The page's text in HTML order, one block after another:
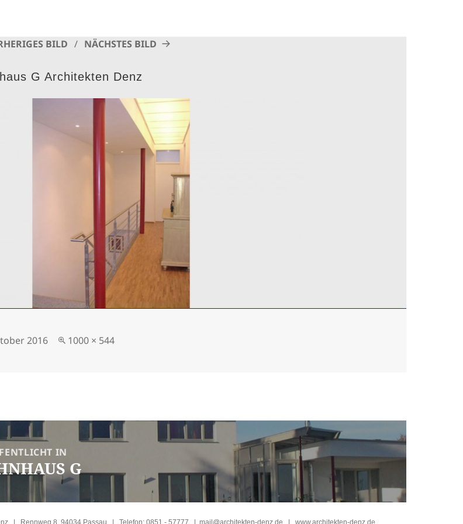
BILD NÄCHSTES BILD
G Architekten Denz
2016
Volle
1000 × 544
IN
G
| Rennweg 8, 94034 Passau | Telefon: 0851 - 57777 |mail@architekten-denz.de |www.architekten-denz.de